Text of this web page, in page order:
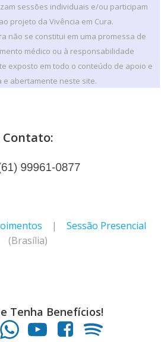
sessões individuais e/ou participam
projeto da Vivência em Cura.
não se constitui em uma promessa de
médico ou à responsabilidade
exposto em todo o conteúdo de apoio e
abertamente neste site.
Contato:
| Sessão Presencial
(Brasília)
Tenha Benefícios!